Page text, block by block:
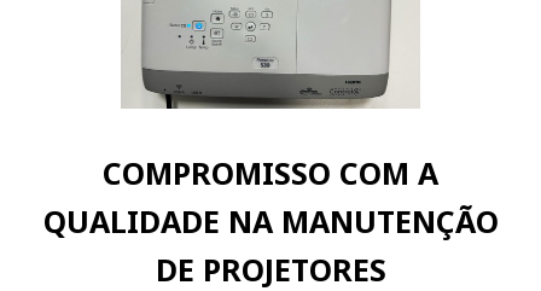
COMPROMISSO COM A
QUALIDADE NA MANUTENÇÃO
DE PROJETORES